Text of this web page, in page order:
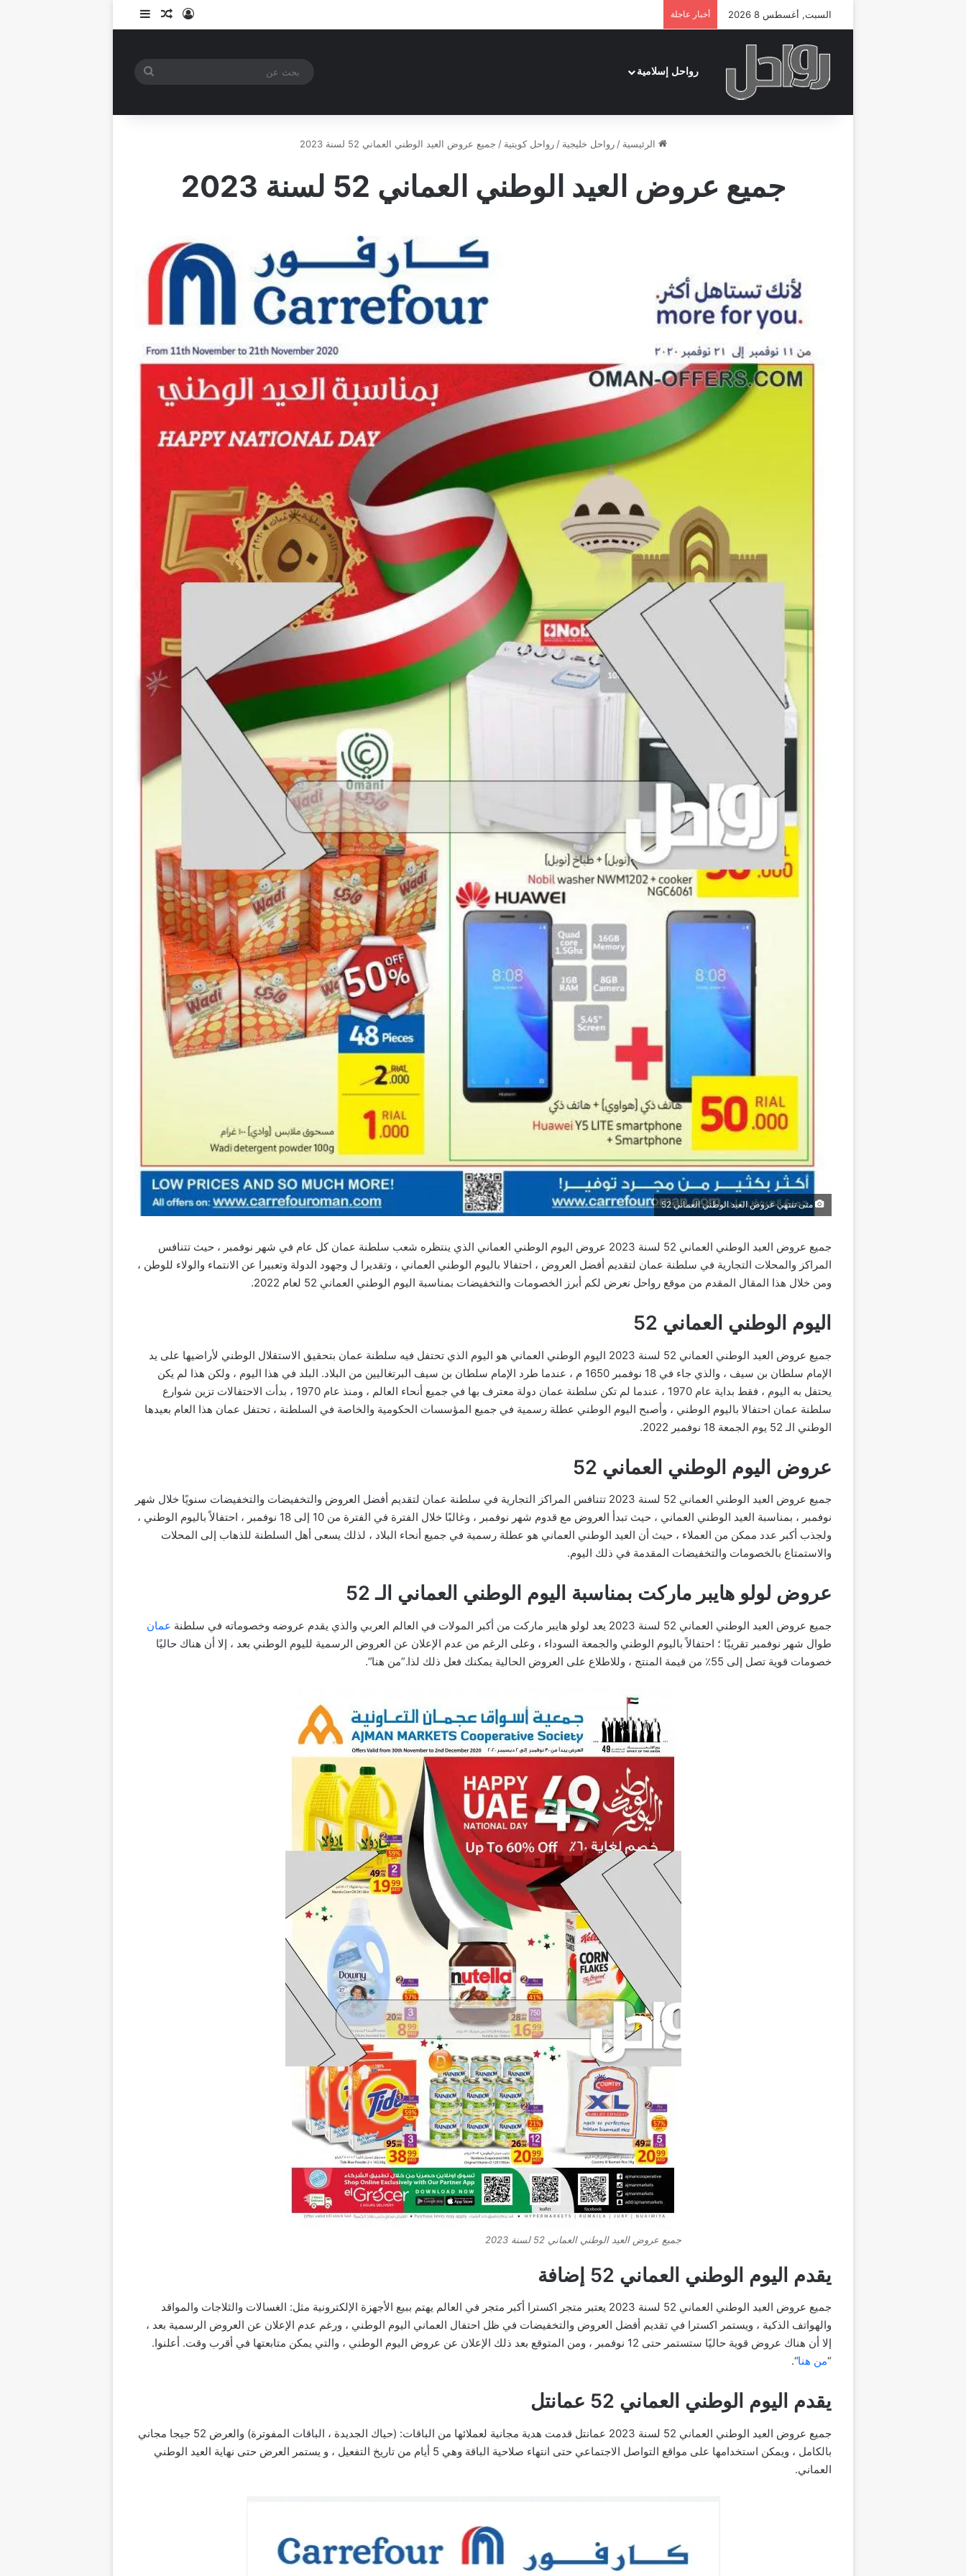
السبت, أغسطس 8 2026 أخبار عاجلة تسجيل الدخول
مقال عشوائي
إضافة عمود جانبي
رواحل إسلامية
بحث
الرئيسية / رواحل خليجية / رواحل كويتية / جميع عروض العيد الوطني العماني 52 لسنة 2023
جميع عروض العيد الوطني العماني 52 لسنة 2023
متى تنتهي عروض العيد الوطني العماني 52
جميع عروض العيد الوطني العماني 52 لسنة 2023 عروض اليوم الوطني العماني الذي ينتظره شعب سلطنة عمان كل عام في شهر نوفمبر ، حيث تتنافس
المراكز والمحلات التجارية في سلطنة عمان لتقديم أفضل العروض ، احتفالا باليوم الوطني العماني ، وتقديرا ل وجهود الدولة وتعبيرا عن الانتماء والولاء للوطن ،
ومن خلال هذا المقال المقدم من موقع رواحل نعرض لكم أبرز الخصومات والتخفيضات بمناسبة اليوم الوطني العماني 52 لعام 2022.
اليوم الوطني العماني 52
جميع عروض العيد الوطني العماني 52 لسنة 2023 اليوم الوطني العماني هو اليوم الذي تحتفل فيه سلطنة عمان بتحقيق الاستقلال الوطني لأراضيها على يد
الإمام سلطان بن سيف ، والذي جاء في 18 نوفمبر 1650 م ، عندما طرد الإمام سلطان بن سيف البرتغاليين من البلاد. البلد في هذا اليوم ، ولكن هذا لم يكن
يحتفل به اليوم ، فقط بداية عام 1970 ، عندما لم تكن سلطنة عمان دولة معترف بها في جميع أنحاء العالم ، ومنذ عام 1970 ، بدأت الاحتفالات تزين شوارع
سلطنة عمان احتفالا باليوم الوطني ، وأصبح اليوم الوطني عطلة رسمية في جميع المؤسسات الحكومية والخاصة في السلطنة ، تحتفل عمان هذا العام بعيدها
الوطني الـ 52 يوم الجمعة 18 نوفمبر 2022.
عروض اليوم الوطني العماني 52
جميع عروض العيد الوطني العماني 52 لسنة 2023 تتنافس المراكز التجارية في سلطنة عمان لتقديم أفضل العروض والتخفيضات والتخفيضات سنويًا خلال شهر
نوفمبر ، بمناسبة العيد الوطني العماني ، حيث تبدأ العروض مع قدوم شهر نوفمبر ، وغالبًا خلال الفترة في الفترة من 10 إلى 18 نوفمبر ، احتفالاً باليوم الوطني ،
ولجذب أكبر عدد ممكن من العملاء ، حيث أن العيد الوطني العماني هو عطلة رسمية في جميع أنحاء البلاد ، لذلك يسعى أهل السلطنة للذهاب إلى المحلات
والاستمتاع بالخصومات والتخفيضات المقدمة في ذلك اليوم.
عروض لولو هايبر ماركت بمناسبة اليوم الوطني العماني الـ 52
جميع عروض العيد الوطني العماني 52 لسنة 2023 يعد لولو هايبر ماركت من أكبر المولات في العالم العربي والذي يقدم عروضه وخصوماته في سلطنة
عمان
طوال شهر نوفمبر تقريبًا ؛ احتفالاً باليوم الوطني والجمعة السوداء ، وعلى الرغم من عدم الإعلان عن العروض الرسمية لليوم الوطني بعد ، إلا أن هناك حاليًا
خصومات قوية تصل إلى 55٪ من قيمة المنتج ، وللاطلاع على العروض الحالية يمكنك فعل ذلك لذا.”من هنا”.
جميع عروض العيد الوطني العماني 52 لسنة 2023
يقدم اليوم الوطني العماني 52 إضافة
جميع عروض العيد الوطني العماني 52 لسنة 2023 يعتبر متجر اكسترا أكبر متجر في العالم يهتم ببيع الأجهزة الإلكترونية مثل: الغسالات والثلاجات والمواقد
والهواتف الذكية ، ويستمر اكسترا في تقديم أفضل العروض والتخفيضات في ظل احتفال العماني اليوم الوطني ، ورغم عدم الإعلان عن العروض الرسمية بعد ،
إلا أن هناك عروض قوية حاليًا ستستمر حتى 12 نوفمبر ، ومن المتوقع بعد ذلك الإعلان عن عروض اليوم الوطني ، والتي يمكن متابعتها في أقرب وقت. أعلنوا.
“من هنا“.
يقدم اليوم الوطني العماني 52 عمانتل
جميع عروض العيد الوطني العماني 52 لسنة 2023 عمانتل قدمت هدية مجانية لعملائها من الباقات: (حياك الجديدة ، الباقات المفوترة) والعرض 52 جيجا مجاني
بالكامل ، ويمكن استخدامها على مواقع التواصل الاجتماعي حتى انتهاء صلاحية الباقة وهي 5 أيام من تاريخ التفعيل ، و يستمر العرض حتى نهاية العيد الوطني
العماني.